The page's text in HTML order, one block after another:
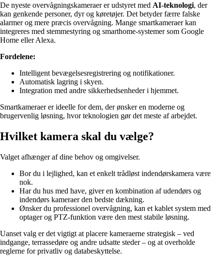
De nyeste overvågningskameraer er udstyret med AI-teknologi, der
kan genkende personer, dyr og køretøjer. Det betyder færre falske
alarmer og mere præcis overvågning. Mange smartkameraer kan
integreres med stemmestyring og smarthome-systemer som Google
Home eller Alexa.
Fordelene:
Intelligent bevægelsesregistrering og notifikationer.
Automatisk lagring i skyen.
Integration med andre sikkerhedsenheder i hjemmet.
Smartkameraer er ideelle for dem, der ønsker en moderne og
brugervenlig løsning, hvor teknologien gør det meste af arbejdet.
Hvilket kamera skal du vælge?
Valget afhænger af dine behov og omgivelser.
Bor du i lejlighed, kan et enkelt trådløst indendørskamera være
nok.
Har du hus med have, giver en kombination af udendørs og
indendørs kameraer den bedste dækning.
Ønsker du professionel overvågning, kan et kablet system med
optager og PTZ-funktion være den mest stabile løsning.
Uanset valg er det vigtigt at placere kameraerne strategisk – ved
indgange, terrassedøre og andre udsatte steder – og at overholde
reglerne for privatliv og databeskyttelse.